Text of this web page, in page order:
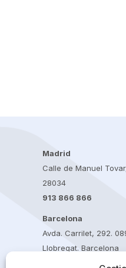
Madrid
Calle de Manuel
28034
913 866 866
Barcelona
Avda. Carrilet, 292.
Llobregat. Barcelona